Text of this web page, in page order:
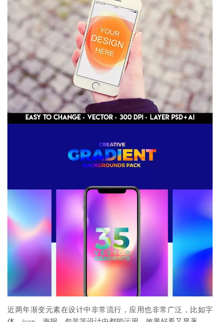
近两年渐变元素在设计中非常流行，应用也非常广泛，比如字